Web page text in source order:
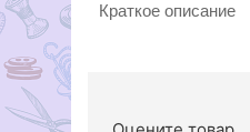
Краткое описание